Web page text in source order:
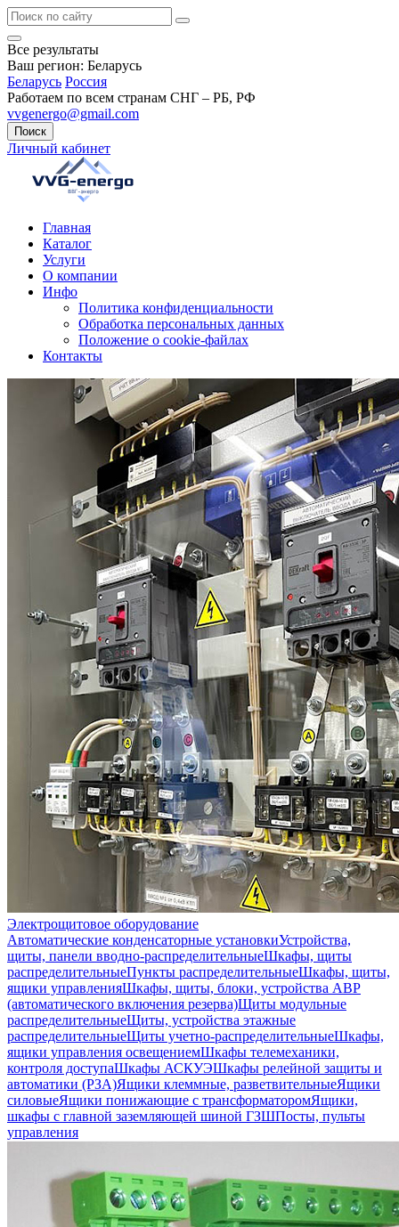
Все результаты
Ваш регион: Беларусь
Беларусь Россия
Работаем по всем странам СНГ – РБ, РФ
vvgenergo@gmail.com
Поиск
Личный кабинет
Главная
Каталог
Услуги
О компании
Инфо
Политика конфиденциальности
Обработка персональных данных
Положение о cookie-файлах
Контакты
Электрощитовое оборудование
Автоматические конденсаторные установкиУстройства,
щиты, панели вводно-распределительныеШкафы, щиты
распределительныеПункты распределительныеШкафы, щиты,
ящики управленияШкафы, щиты, блоки, устройства АВР
(автоматического включения резерва)Щиты модульные
распределительныеЩиты, устройства этажные
распределительныеЩиты учетно-распределительныеШкафы,
ящики управления освещениемШкафы телемеханики,
контроля доступаШкафы АСКУЭШкафы релейной защиты и
автоматики (РЗА)Ящики клеммные, разветвительныеЯщики
силовыеЯщики понижающие с трансформаторомЯщики,
шкафы с главной заземляющей шиной ГЗШПосты, пульты
управления